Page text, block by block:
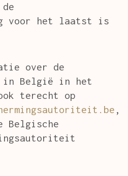
voor het laatst is
over de
in België in het
terecht op
,
Belgische